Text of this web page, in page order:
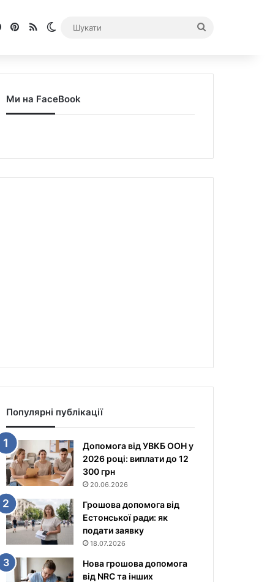
Facebook
Pinterest
RSS Switch skin
Ми на FaceBook
Популярні публікації
Допомога від УВКБ ООН у
2026 році: виплати до 12
300 грн
20.06.2026
Грошова допомога від
Естонської ради: як
подати заявку
18.07.2026
Нова грошова допомога
від NRC та інших